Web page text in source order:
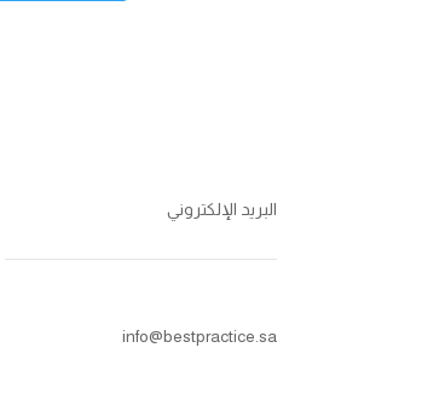
البريد الإلكتروني
info@bestpractice.sa